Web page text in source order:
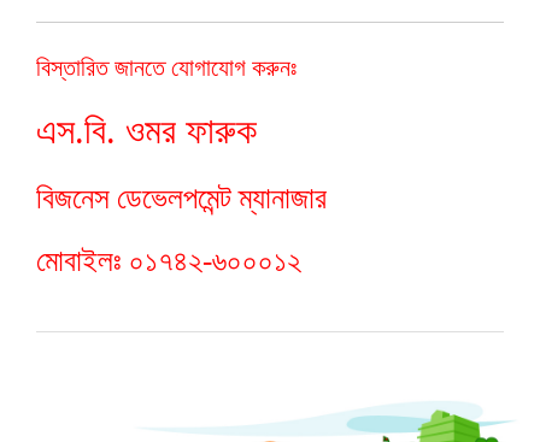
বিস্তারিত জানতে যোগাযোগ করুনঃ
এস.বি. ওমর ফারুক
বিজনেস ডেভেলপমেন্ট ম্যানাজার
মোবাইলঃ ০১৭৪২-৬০০০১২